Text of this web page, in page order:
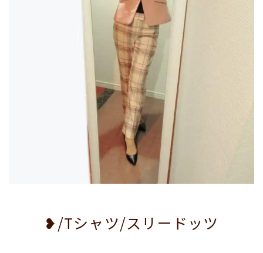
❥/Tシャツ/スリードッツ